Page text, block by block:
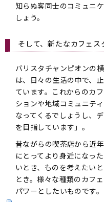
知らぬ客同士のコミュニ
しょう。
そして、新たなカフェス
バリスタチャンピオンの
は、日々の生活の中で、
ています。これからのカ
ションや地域コミュニテ
なってくるでしょうし、
を目指しています」。
昔ながらの喫茶店から近
にとってより身近になっ
いとき、ものを考えたい
とき。様々な種類のカフ
パワーとしたいものです。